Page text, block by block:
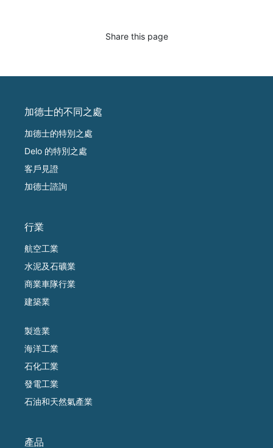
Share this page
加德士的不同之處
加德士的特別之處
Delo 的特別之處
客戶見證
加德士諮詢
行業
航空工業
水泥及石礦業
商業車隊行業
建築業
製造業
海洋工業
石化工業
發電工業
石油和天然氣產業
產品